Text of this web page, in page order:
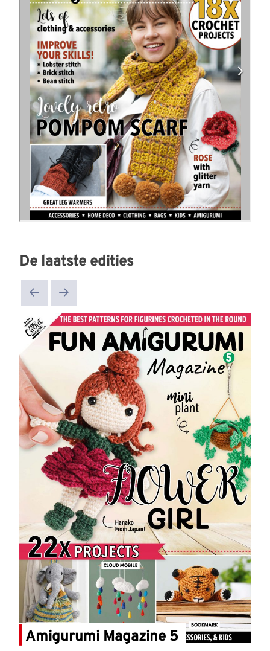
De laatste edities
Amigurumi Magazine 5